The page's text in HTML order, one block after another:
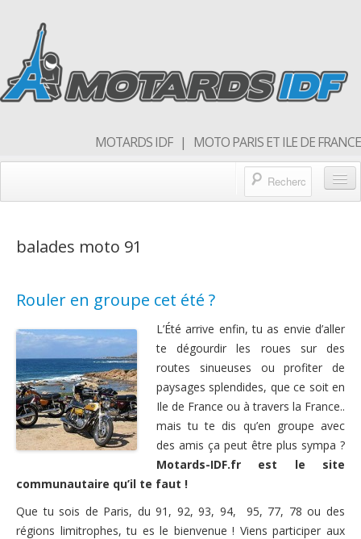
MOTARDS IDF | MOTO PARIS ET ILE DE FRANCE
Forum
Qui sommes nous
Rejoins nous
Nous contacter
balades moto 91
Rouler en groupe cet été ?
L’Été arrive enfin, tu as envie d’aller
te dégourdir les roues sur des
routes sinueuses ou profiter de
paysages splendides, que ce soit en
Ile de France ou à travers la France..
mais tu te dis qu’en groupe avec
des amis ça peut être plus sympa ?
Motards-IDF.fr est le site
communautaire qu’il te faut !
Que tu sois de Paris, du 91, 92, 93, 94, 95, 77, 78 ou des
régions limitrophes, tu es le bienvenue ! Viens participer aux